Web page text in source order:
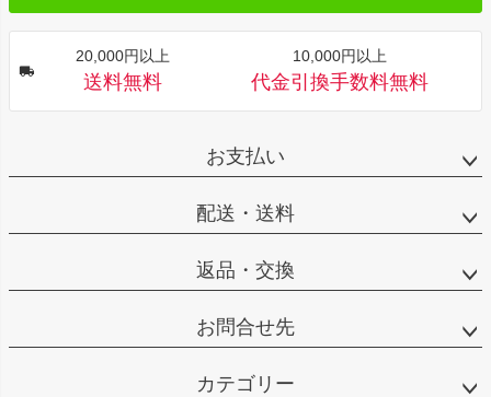
20,000円以上
送料無料
10,000円以上
代金引換手数料無料
お支払い
配送・送料
返品・交換
お問合せ先
カテゴリー